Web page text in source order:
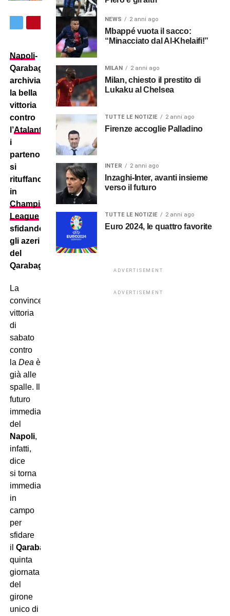
Napoli-
Qarabag:
archiviata
la bella
vittoria
contro
l’Atalanta
i
partenopei
si
rituffano
in
Champions
League
sfidando
gli azeri
del
Qarabag.
La
convincente
vittoria
di
sabato
contro
la Dea è
già alle
spalle. Il
futuro
immediato
del
Napoli,
infatti,
dice
si torna
immediatamente
in
campo
per
sfidare
il Qarabag
quinta
giornata
del
girone
unico di
NEWS 2 anni ago
Mbappé vuota il sacco:
“Minacciato dal Al-Khelaifi!”
MILAN 2 anni ago
Milan, chiesto il prestito di
Lukaku al Chelsea
TUTTE LE NOTIZIE 2 anni ago
Firenze accoglie Palladino
INTER 2 anni ago
Inzaghi-Inter, avanti insieme
verso il futuro
TUTTE LE NOTIZIE 2 anni ago
Euro 2024, le quattro favorite
ADVERTISEMENT
ADVERTISEMENT